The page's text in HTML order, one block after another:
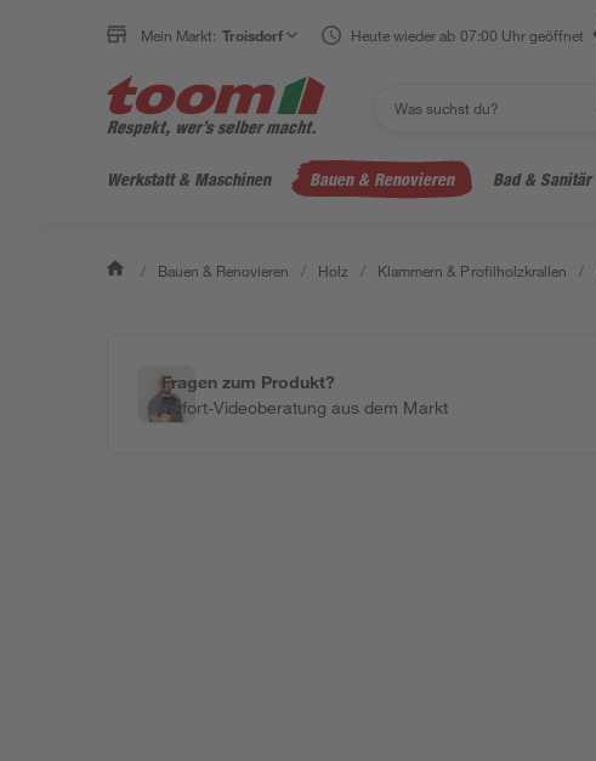
Mein Markt: Troisdorf Heute wieder ab 07:00 Uhr geöffnet
Werkstatt & Maschinen Bauen & Renovieren Bad & Sanitär
/ Bauen & Renovieren / Holz / Klammern & Profilholzkrallen /
Fragen zum Produkt?
Sofort-Videoberatung aus dem Markt